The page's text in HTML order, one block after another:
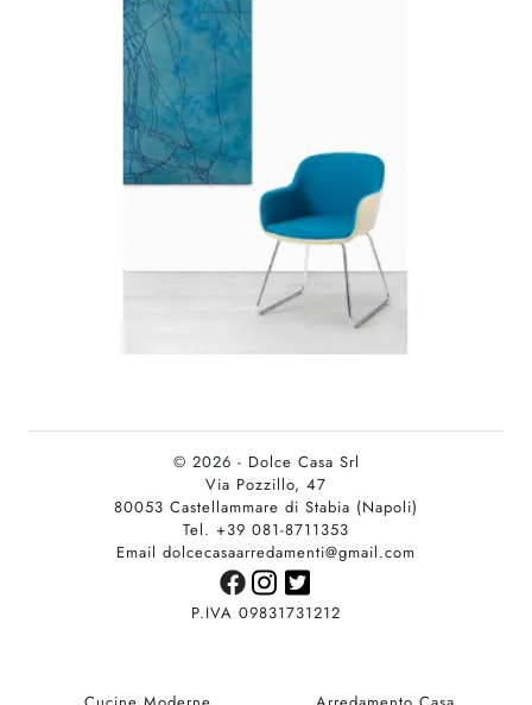
© 2026 - Dolce Casa Srl
Via Pozzillo, 47
80053 Castellammare di Stabia (Napoli)
Tel. +39 081-8711353
Email dolcecasaarredamenti@gmail.com
P.IVA 09831731212